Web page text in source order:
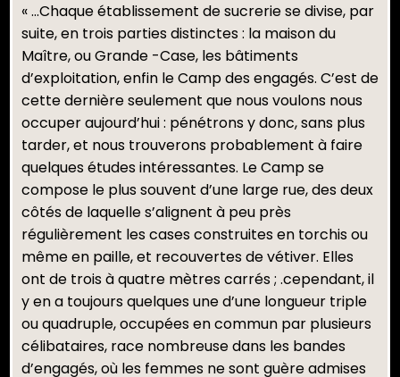
« …Chaque établissement de sucrerie se divise, par
suite, en trois parties distinctes : la maison du
Maître, ou Grande -Case, les bâtiments
d’exploitation, enfin le Camp des engagés. C’est de
cette dernière seulement que nous voulons nous
occuper aujourd’hui : pénétrons y donc, sans plus
tarder, et nous trouverons probablement à faire
quelques études intéressantes. Le Camp se
compose le plus souvent d’une large rue, des deux
côtés de laquelle s’alignent à peu près
régulièrement les cases construites en torchis ou
même en paille, et recouvertes de vétiver. Elles
ont de trois à quatre mètres carrés ; .cependant, il
y en a toujours quelques une d’une longueur triple
ou quadruple, occupées en commun par plusieurs
célibataires, race nombreuse dans les bandes
d’engagés, où les femmes ne sont guère admises